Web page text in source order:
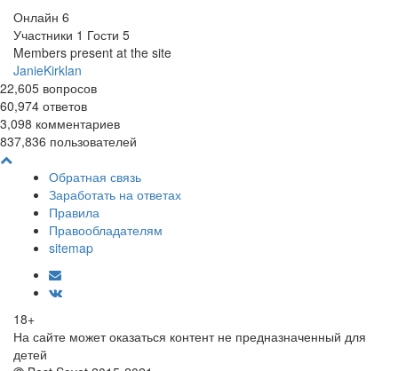
Онлайн 6
Участники 1 Гости 5
Members present at the site
JanieKirklan
22,605 вопросов
60,974 ответов
3,098 комментариев
837,836 пользователей
Обратная связь
Заработать на ответах
Правила
Правообладателям
sitemap
18+
На сайте может оказаться контент не предназначенный для
детей